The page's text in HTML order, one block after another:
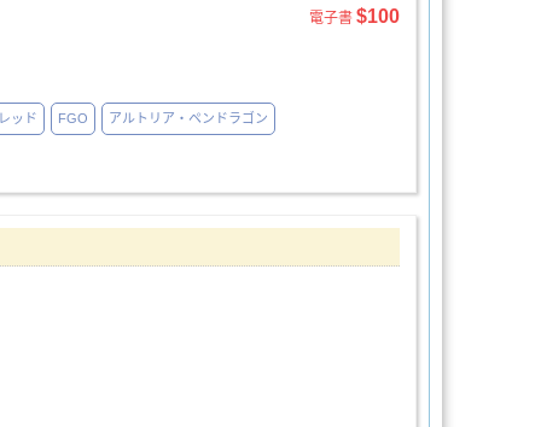
電子書 $100
ッド FGO アルトリア・ペンドラゴン